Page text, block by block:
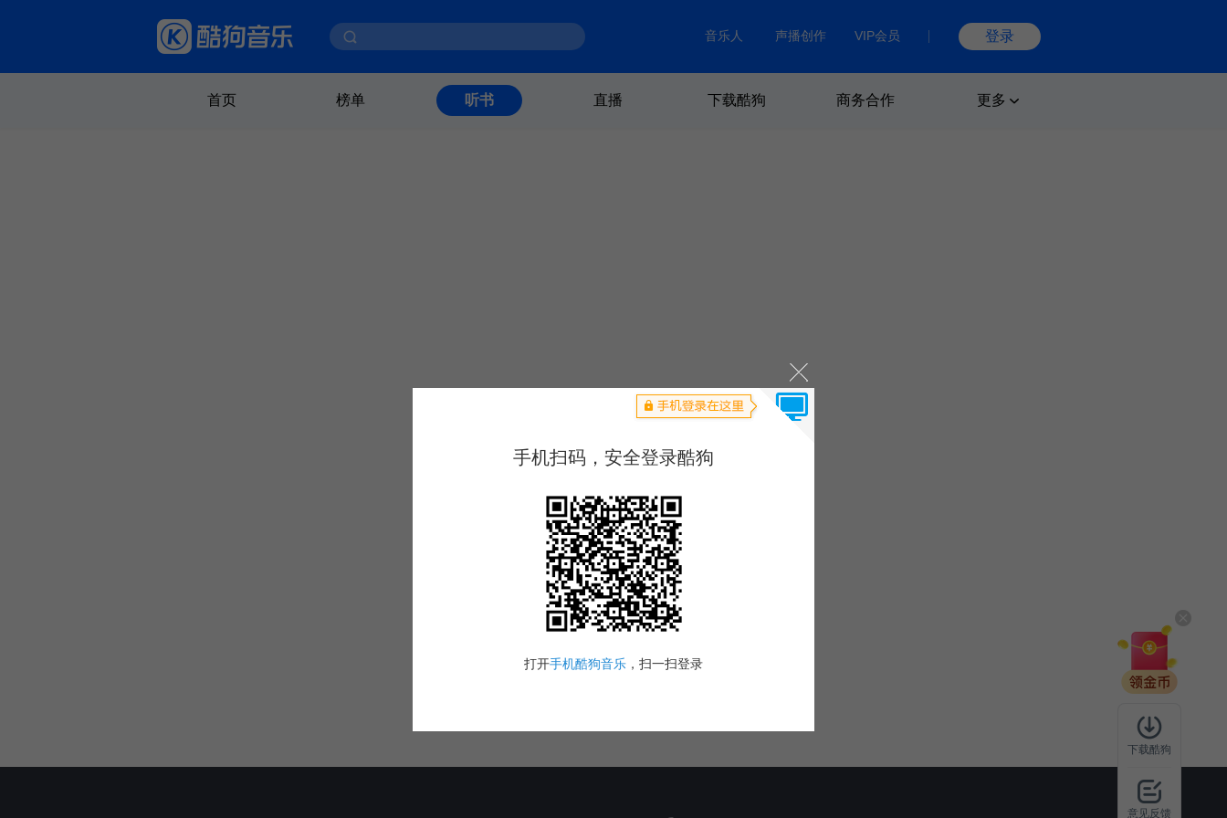
音乐人 声播创作 VIP会员 登录
首页 榜单 听书 直播 下载酷狗 商务合作 更多
下载酷狗
意见反馈